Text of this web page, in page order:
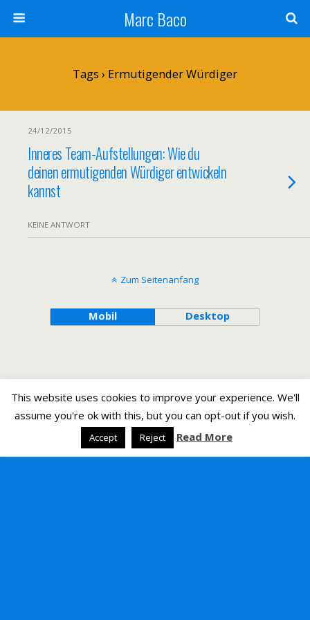
Marc Baco
Tags › Ermutigender Würdiger
24/12/2015
Inneres Team-Aufstellungen: Wie du
deinen ermutigenden Würdiger entwickeln
kannst
KEINE ANTWORT
Zum Seitenanfang
Mobil Desktop
This website uses cookies to improve your experience. We'll
assume you're ok with this, but you can opt-out if you wish.
Accept Reject Read More